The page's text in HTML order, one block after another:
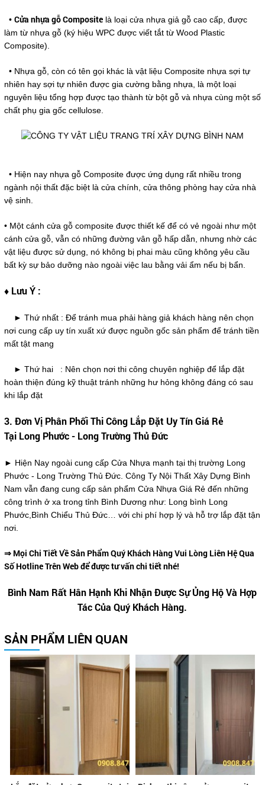
• Cửa nhựa gỗ Compositelà loại cửa nhựa giả gỗ cao cấp, được
làm từ nhựa gỗ (ký hiệu WPC được viết tắt từ Wood Plastic
Composite).
• Nhựa gỗ, còn có tên gọi khác là vật liệu Composite nhựa sợi tự
nhiên hay sợi tự nhiên được gia cường bằng nhựa, là một loại
nguyên liệu tổng hợp được tạo thành từ bột gỗ và nhựa cùng một số
chất phụ gia gốc cellulose.
• Hiện nay nhựa gỗ Composite được ứng dụng rất nhiều trong
ngành nội thất đặc biệt là cửa chính, cửa thông phòng hay cửa nhà
vệ sinh.
• Một cánh cửa gỗ composite được thiết kế để có vẻ ngoài như một
cánh cửa gỗ, vẫn có những đường vân gỗ hấp dẫn, nhưng nhờ các
vật liệu được sử dụng, nó không bị phai màu cũng không yêu cầu
bất kỳ sự bảo dưỡng nào ngoài việc lau bằng vải ẩm nếu bị bẩn.
♦ Lưu Ý :
► Thứ nhất : Để tránh mua phải hàng giả khách hàng nên chọn
nơi cung cấp uy tín xuất xứ được nguồn gốc sản phẩm để tránh tiền
mất tật mang
► Thứ hai : Nên chọn nơi thi công chuyên nghiệp để lắp đặt
hoàn thiện đúng kỹ thuật tránh những hư hỏng không đáng có sau
khi lắp đặt
3. Đơn Vị Phân Phối Thi Công Lắp Đặt Uy Tín Giá Rẻ
Tại Long Phước - Long Trường Thủ Đức
► Hiện Nay ngoài cung cấp Cửa Nhựa mạnh tại thị trường Long
Phước - Long Trường Thủ Đức. Công Ty Nội Thất Xây Dựng Bình
Nam vẫn đang cung cấp sản phẩm Cửa Nhựa Giá Rẻ đến những
công trình ở xa trong tỉnh Bình Dương như: Long bình Long
Phước,Bình Chiểu Thủ Đức… với chi phí hợp lý và hỗ trợ lắp đặt tận
nơi.
⇒ Mọi Chi Tiết Về Sản Phẩm Quý Khách Hàng Vui Lòng Liên Hệ Qua
Số Hotline Trên Web để được tư vấn chi tiết nhé!
Bình Nam Rất Hân Hạnh Khi Nhận Được Sự Ủng Hộ Và Hợp
Tác Của Quý Khách Hàng.
SẢN PHẨM LIÊN QUAN